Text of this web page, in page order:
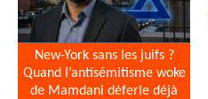
New-York sans les juifs ?
Quand l’antisémitisme woke
de Mamdani déferle déjà